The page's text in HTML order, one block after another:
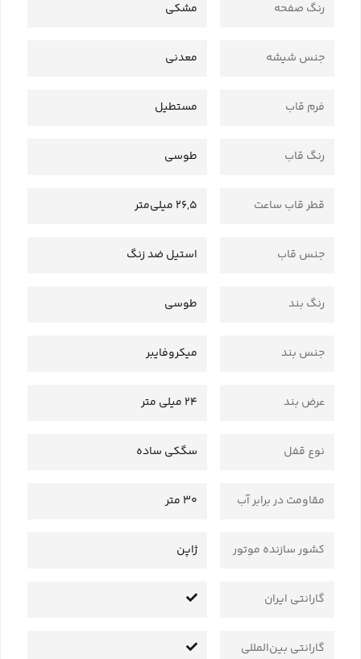
رنگ صفحه مشکی
جنس شیشه معدنی
فرم قاب مستطیل
رنگ قاب طوسی
قطر قاب ساعت 26,5 میلی‌متر
جنس قاب استیل ضد زنگ
رنگ بند طوسی
جنس بند میکروفایبر
عرض بند 24 میلی متر
نوع قفل سگکی ساده
مقاومت در برابر آب 30 متر
کشور سازنده موتور ژاپن
گارانتی ایران
گارانتی بین‌المللی